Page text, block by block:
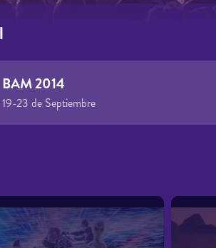
19-23 de Septiembre
BAM 2014